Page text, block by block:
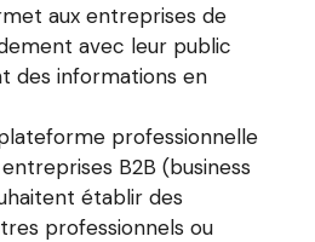
aux entreprises de
avec leur public
des informations en
professionnelle
B2B (business
établir des
professionnels ou